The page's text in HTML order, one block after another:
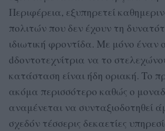
Περιφέρεια, εξυπηρετεί
πολιτών που δεν έχουν τη
ιδιωτική φροντίδα. Με μόνο έναν
dδοντοτεχνίτρια να το
κατάσταση είναι ήδη οριακή. Το
ακόμα περισσότερο καθώς ο
αναμένεται να συνταξιοδοτηθεί
σχεδόν τέσσερις δεκαετίες